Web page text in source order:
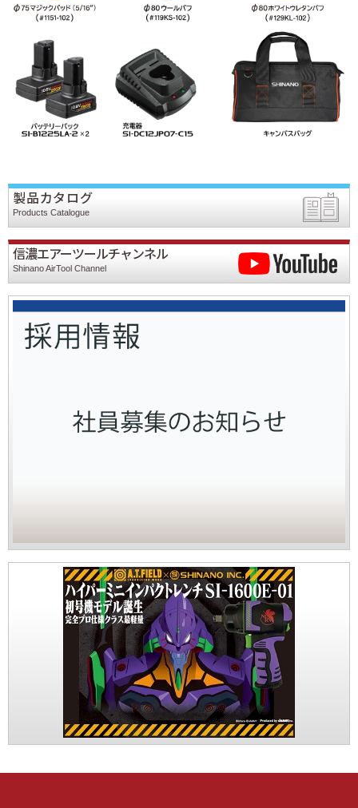
製品カタログ
Products Catalogue
信濃エアーツールチャンネル
Shinano AirTool Channel